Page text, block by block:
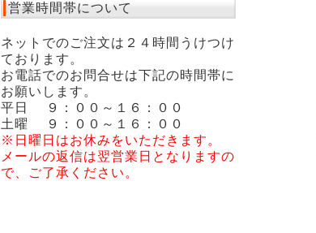
営業時間帯について
ネットでのご注文は２４時間うけつけ
ております。
お電話でのお問合せは下記の時間帯に
お願いします。
平日 ９：００～１６：００
土曜 ９：００～１６：００
※日曜日はお休みをいただきます。
メールの返信は翌営業日となりますの
で、ご了承ください。